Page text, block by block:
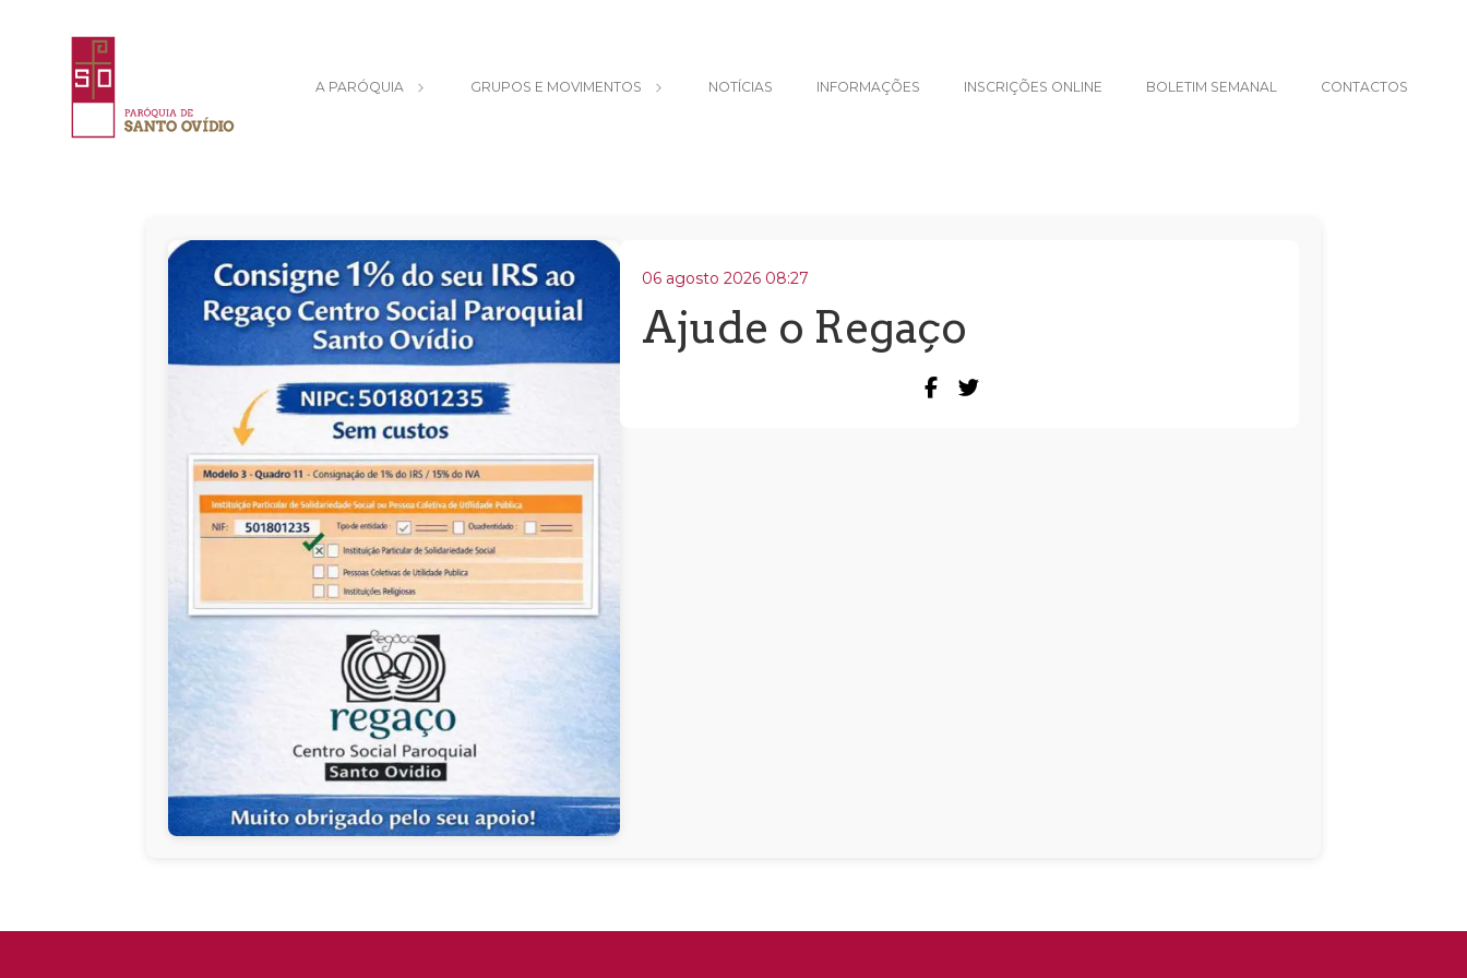
A PARÓQUIA GRUPOS E MOVIMENTOS NOTÍCIAS INFORMAÇÕES INSCRIÇÕES ONLINE BOLETIM SEMANAL CONTACTOS
06 agosto 2026 08:27
Ajude o Regaço